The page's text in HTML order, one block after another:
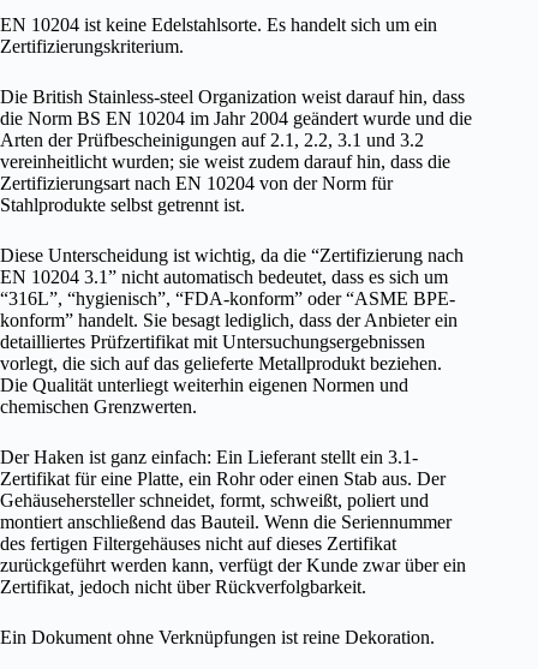
EN 10204 ist keine Edelstahlsorte. Es handelt sich um ein
Zertifizierungskriterium.
Die British Stainless-steel Organization weist darauf hin, dass
die Norm BS EN 10204 im Jahr 2004 geändert wurde und die
Arten der Prüfbescheinigungen auf 2.1, 2.2, 3.1 und 3.2
vereinheitlicht wurden; sie weist zudem darauf hin, dass die
Zertifizierungsart nach EN 10204 von der Norm für
Stahlprodukte selbst getrennt ist.
Diese Unterscheidung ist wichtig, da die “Zertifizierung nach
EN 10204 3.1” nicht automatisch bedeutet, dass es sich um
“316L”, “hygienisch”, “FDA-konform” oder “ASME BPE-
konform” handelt. Sie besagt lediglich, dass der Anbieter ein
detailliertes Prüfzertifikat mit Untersuchungsergebnissen
vorlegt, die sich auf das gelieferte Metallprodukt beziehen.
Die Qualität unterliegt weiterhin eigenen Normen und
chemischen Grenzwerten.
Der Haken ist ganz einfach: Ein Lieferant stellt ein 3.1-
Zertifikat für eine Platte, ein Rohr oder einen Stab aus. Der
Gehäusehersteller schneidet, formt, schweißt, poliert und
montiert anschließend das Bauteil. Wenn die Seriennummer
des fertigen Filtergehäuses nicht auf dieses Zertifikat
zurückgeführt werden kann, verfügt der Kunde zwar über ein
Zertifikat, jedoch nicht über Rückverfolgbarkeit.
Ein Dokument ohne Verknüpfungen ist reine Dekoration.